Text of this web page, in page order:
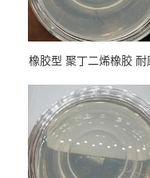
橡胶型 聚丁二烯橡胶 耐
性